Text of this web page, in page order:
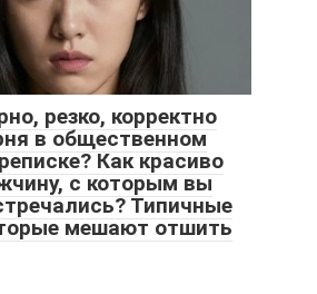
резко, корректно
в общественном
Как красиво
с которым вы
Типичные
мешают отшить